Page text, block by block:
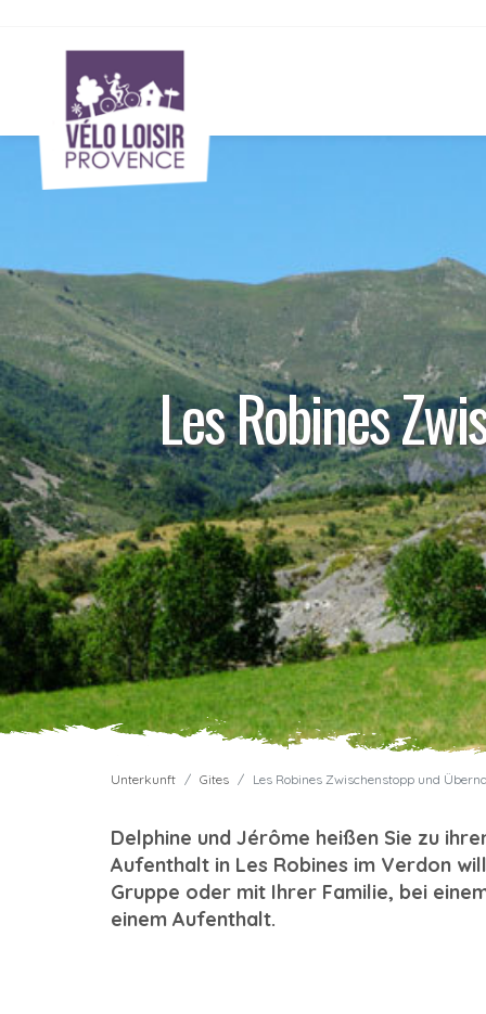
Les Robines
Unterkunft Gites Les Robines Zwischenstopp und
Delphine und Jérôme heißen Sie zu
Aufenthalt in Les Robines im Verdon
Gruppe oder mit Ihrer Familie, bei
einem Aufenthalt.